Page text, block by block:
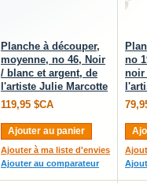
Planche à découper,
moyenne, no 46, Noir
/ blanc et argent, de
l'artiste Julie Marcotte
119,95 $CA
Ajouter au panier
Ajouter à ma liste d'envies
Ajouter au comparateur
no
noir